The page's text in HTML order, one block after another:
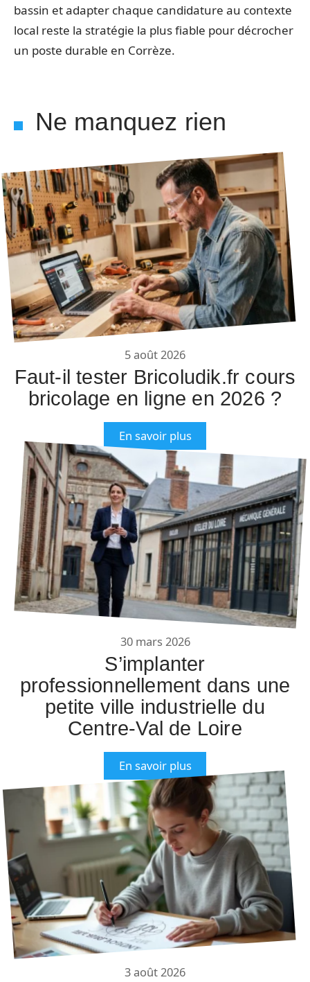
bassin et adapter chaque candidature au contexte
local reste la stratégie la plus fiable pour décrocher
un poste durable en Corrèze.
Ne manquez rien
5 août 2026
Faut-il tester Bricoludik.fr cours
bricolage en ligne en 2026 ?
En savoir plus
30 mars 2026
S’implanter
professionnellement dans une
petite ville industrielle du
Centre-Val de Loire
En savoir plus
3 août 2026